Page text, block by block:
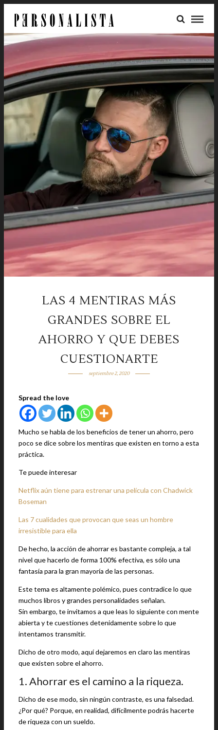
LAS 4 MENTIRAS MÁS
GRANDES SOBRE EL
AHORRO Y QUE DEBES
CUESTIONARTE
septiembre 2, 2020
Spread the love
Mucho se habla de los beneficios de tener un ahorro, pero
poco se dice sobre los mentiras que existen en torno a esta
práctica.
Te puede interesar
Netflix aún tiene para estrenar una película con Chadwick
Boseman
Las 7 cualidades que provocan que seas un hombre
irresistible para ella
De hecho, la acción de ahorrar es bastante compleja, a tal
nivel que hacerlo de forma 100% efectiva, es sólo una
fantasía para la gran mayoría de las personas.
Este tema es altamente polémico, pues contradice lo que
muchos libros y grandes personalidades señalan.
Sin embargo, te invitamos a que leas lo siguiente con mente
abierta y te cuestiones detenidamente sobre lo que
intentamos transmitir.
Dicho de otro modo, aquí dejaremos en claro las mentiras
que existen sobre el ahorro.
1. Ahorrar es el camino a la riqueza.
Dicho de ese modo, sin ningún contraste, es una falsedad.
¿Por qué? Porque, en realidad, difícilmente podrás hacerte
de riqueza con un sueldo.